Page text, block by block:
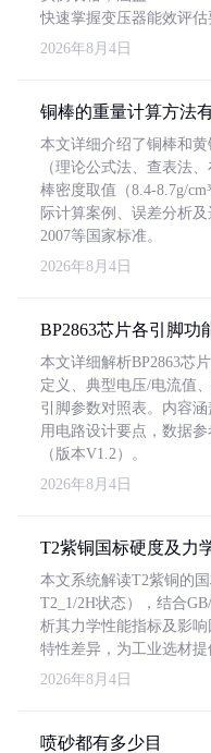
快速掌握变压器能效评估
2026年8月4日
铜棒的重量计算方法
本文详细介绍了铜棒和
（理论公式法、查表法
棒密度取值（8.4-8.7g/
际计算案例、误差分析
2007等国家标准。
2026年8月4日
BP2863芯片各引脚功
本文详细解析BP2863芯
定义、典型电压/电流值
引脚参数对照表。内容
用电路设计要点，数据
（版本V1.2）。
2026年8月4日
T2紫铜国标硬度及力
本文系统解读T2紫铜的
T2_1/2H状态），结合
析其力学性能指标及影
特性差异，为工业选材提
2026年8月4日
喷砂都有多少目